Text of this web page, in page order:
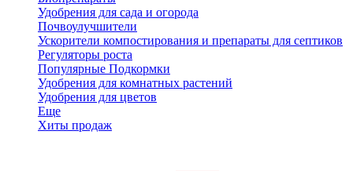
Удобрения для сада и огорода
Почвоулучшители
Ускорители компостирования и препараты для септиков
Регуляторы роста
Популярные Подкормки
Удобрения для комнатных растений
Удобрения для цветов
Еще
Хиты продаж